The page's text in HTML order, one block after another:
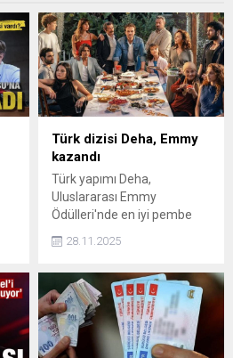
Türk dizisi Deha, Emmy
kazandı
Türk yapımı Deha,
Uluslararası Emmy
Ödülleri'nde en iyi pembe
kategorisinde ödüle layık
28.11.2025